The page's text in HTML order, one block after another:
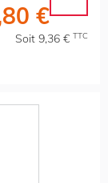
€
Soit 9,36 € TTC